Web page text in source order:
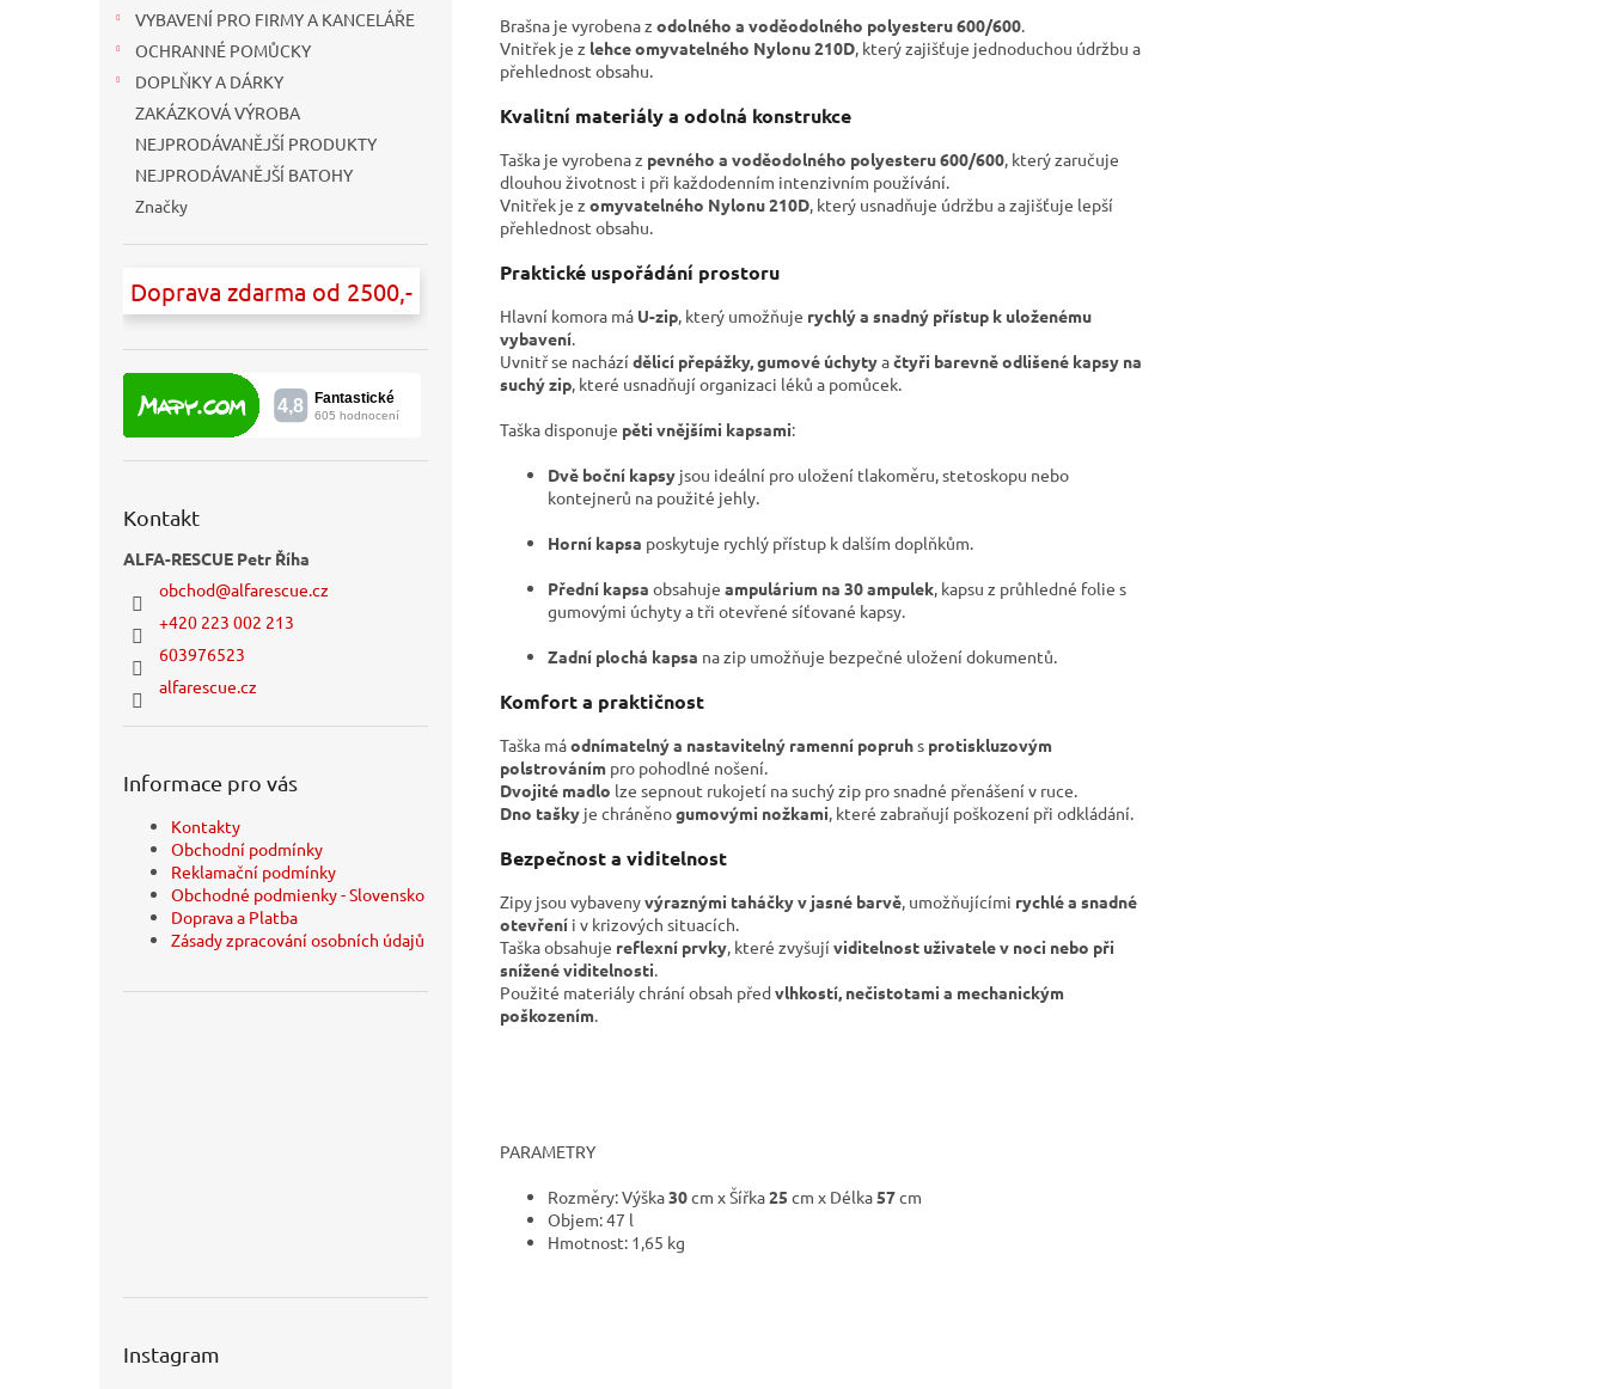
VYBAVENÍ PRO FIRMY A KANCELÁŘE
OCHRANNÉ POMŮCKY
DOPLŇKY A DÁRKY
ZAKÁZKOVÁ VÝROBA
NEJPRODÁVANĚJŠÍ PRODUKTY
NEJPRODÁVANĚJŠÍ BATOHY
Značky
Doprava zdarma od 2500,-
Kontakt
ALFA-RESCUE Petr Říha
obchod@alfarescue.cz
+420 223 002 213
603976523
alfarescue.cz
Informace pro vás
Kontakty
Obchodní podmínky
Reklamační podmínky
Obchodné podmienky - Slovensko
Doprava a Platba
Zásady zpracování osobních údajů
Instagram
Brašna je vyrobena z odolného a voděodolného polyesteru 600/600.
Vnitřek je z lehce omyvatelného Nylonu 210D, který zajišťuje jednoduchou údržbu a
přehlednost obsahu.
Kvalitní materiály a odolná konstrukce
Taška je vyrobena z pevného a voděodolného polyesteru 600/600, který zaručuje
dlouhou životnost i při každodenním intenzivním používání.
Vnitřek je z omyvatelného Nylonu 210D, který usnadňuje údržbu a zajišťuje lepší
přehlednost obsahu.
Praktické uspořádání prostoru
Hlavní komora má U-zip, který umožňuje rychlý a snadný přístup k uloženému
vybavení.
Uvnitř se nachází dělicí přepážky, gumové úchytyačtyři barevně odlišené kapsy na
suchý zip, které usnadňují organizaci léků a pomůcek.
Taška disponuje pěti vnějšími kapsami:
Dvě boční kapsy jsou ideální pro uložení tlakoměru, stetoskopu nebo
kontejnerů na použité jehly.
Horní kapsa poskytuje rychlý přístup k dalším doplňkům.
Přední kapsa obsahuje ampulárium na 30 ampulek, kapsu z průhledné folie s
gumovými úchyty a tři otevřené síťované kapsy.
Zadní plochá kapsa na zip umožňuje bezpečné uložení dokumentů.
Komfort a praktičnost
Taška máodnímatelný a nastavitelný ramenní popruhs protiskluzovým
polstrováním pro pohodlné nošení.
Dvojité madlo lze sepnout rukojetí na suchý zip pro snadné přenášení v ruce.
Dno tašky je chráněnogumovými nožkami, které zabraňují poškození při odkládání.
Bezpečnost a viditelnost
Zipy jsou vybavenyvýraznými taháčky v jasné barvě, umožňujícími rychlé a snadné
otevření i v krizových situacích.
Taška obsahuje reflexní prvky, které zvyšují viditelnost uživatele v noci nebo při
snížené viditelnosti.
Použité materiály chrání obsah před vlhkostí, nečistotami a mechanickým
poškozením.
PARAMETRY
Rozměry: Výška30cm x Šířka25 cm x Délka57cm
Objem: 47 l
Hmotnost: 1,65 kg